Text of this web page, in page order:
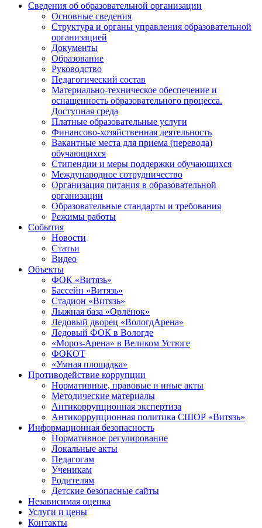
Сведения об образовательной организации
Основные сведения
Структура и органы управления образовательной
организацией
Документы
Образование
Руководство
Педагогический состав
Материально-техническое обеспечение и
оснащенность образовательного процесса.
Доступная среда
Платные образовательные услуги
Финансово-хозяйственная деятельность
Вакантные места для приема (перевода)
обучающихся
Стипендии и меры поддержки обучающихся
Международное сотрудничество
Организация питания в образовательной
организации
Образовательные стандарты и требования
Режимы работы
События
Новости
Статьи
Видео
Объекты
ФОК «Витязь»
Бассейн «Витязь»
Стадион «Витязь»
Лыжная база «Орлёнок»
Ледовый дворец «ВологдАрена»
Ледовый ФОК в Вологде
«Мороз-Арена» в Великом Устюге
ФОКОТ
«Умная площадка»
Противодействие коррупции
Нормативные, правовые и иные акты
Методические материалы
Антикоррупционная экспертиза
Антикоррупционная политика СШОР «Витязь»
Информационная безопасность
Нормативное регулирование
Локальные акты
Педагогам
Ученикам
Родителям
Детские безопасные сайты
Независимая оценка
Услуги и цены
Контакты